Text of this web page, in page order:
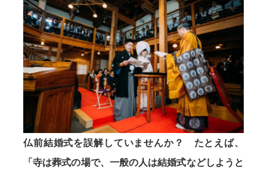
仏前結婚式を誤解していませんか？ たとえば、
「寺は葬式の場で、一般の人は結婚式などしようと